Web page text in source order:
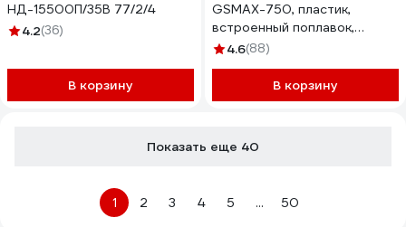
НД-15500П/35B 77/2/4
4.2(36)
В корзину
GSMAX-750, пластик,
встроенный поплавок,
0.75КВт, напор 8 м, 208 л/
частиц до 35 мм Ф-
КОМБИ-208-8
4.6(88)
В корзину
Показать еще 40
1 2 3 4 5 ... 50